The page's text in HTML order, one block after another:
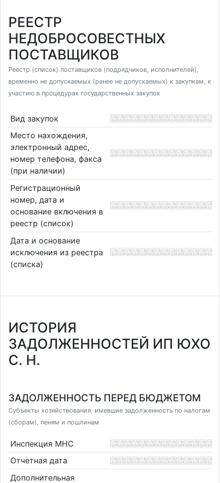
РЕЕСТР
НЕДОБРОСОВЕСТНЫХ
ПОСТАВЩИКОВ
Реестр (список) поставщиков (подрядчиков, исполнителей),
временно не допускаемых (ранее не допускаемых) к закупкам, к
участию в процедурах государственных закупок
Вид закупок
Место нахождения,
электронный адрес,
номер телефона, факса
(при наличии)
Регистрационный
номер, дата и
основание включения в
реестр (список)
Дата и основание
исключения из реестра
(списка)
ИСТОРИЯ
ЗАДОЛЖЕННОСТЕЙ ИП ЮХО
С. Н.
ЗАДОЛЖЕННОСТЬ ПЕРЕД БЮДЖЕТОМ
Субъекты хозяйствования, имевшие задолженность по налогам
(сборам), пеням и пошлинам
Инспекция МНС
Отчетная дата
Дополнительная